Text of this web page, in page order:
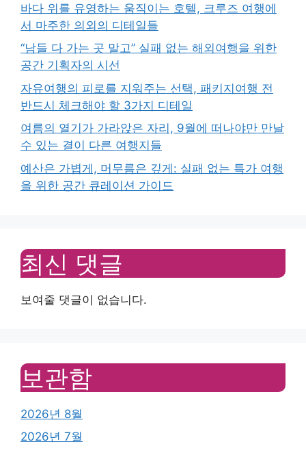
바다 위를 유영하는 움직이는 호텔, 크루즈 여행에
서 마주한 의외의 디테일들
“남들 다 가는 곳 말고” 실패 없는 해외여행을 위한
공간 기획자의 시선
자유여행의 피로를 지워주는 선택, 패키지여행 전
반드시 체크해야 할 3가지 디테일
여름의 열기가 가라앉은 자리, 9월에 떠나야만 만날
수 있는 결이 다른 여행지들
예산은 가볍게, 머무름은 깊게: 실패 없는 특가 여행
을 위한 공간 큐레이션 가이드
최신 댓글
보여줄 댓글이 없습니다.
보관함
2026년 8월
2026년 7월